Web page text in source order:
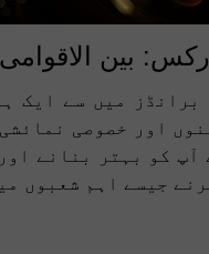
بین
میں سے ایک
اور خصوصی
کو بہتر بنانے
جیسے اہم شعبوں